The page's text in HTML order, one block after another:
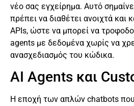
νέο σας εγχείρημα. Αυτό
πρέπει να διαθέτει ανοιχτά και
APIs, ώστε να μπορεί να
agents με δεδομένα χωρίς να
ανασχεδιασμός του κώδικα.
AI Agents και
Η εποχή των απλών chatbots